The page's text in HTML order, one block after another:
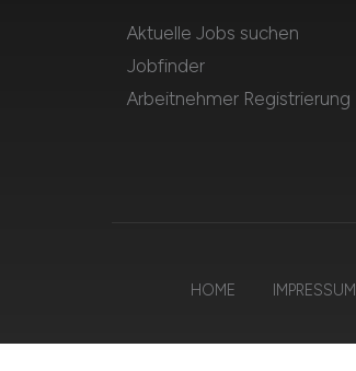
Aktuelle Jobs suchen
Jobfinder
Arbeitnehmer Registrierung
HOME IMPRESSUM